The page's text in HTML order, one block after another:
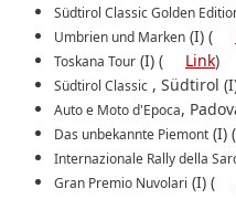
Südtirol Classic Golden
Umbrien und Marken (I) (
Toskana Tour (I) ( Link)
Südtirol Classic , Südtirol
Auto e Moto d'Epoca,
Das unbekannte Piemont (I) (
Internazionale Rally della
Gran Premio Nuvolari (I) (